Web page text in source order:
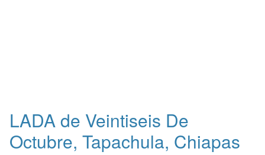
LADA de Veintiseis De
Octubre, Tapachula, Chiapas